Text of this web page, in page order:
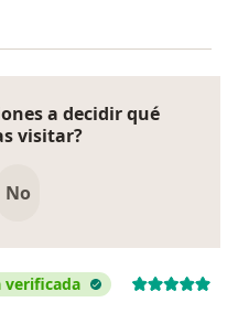
a decidir qué
visitar?
No
verificada